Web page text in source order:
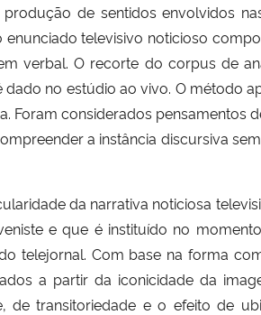
de sentidos envolvidos
televisivo noticioso
verbal. O recorte do corpus de
no estúdio ao vivo. O método
Foram considerados pensamentos
a instância discursiva
da narrativa noticiosa
e que é instituído no
telejornal. Com base na forma
a partir da iconicidade da
transitoriedade e o efeito de